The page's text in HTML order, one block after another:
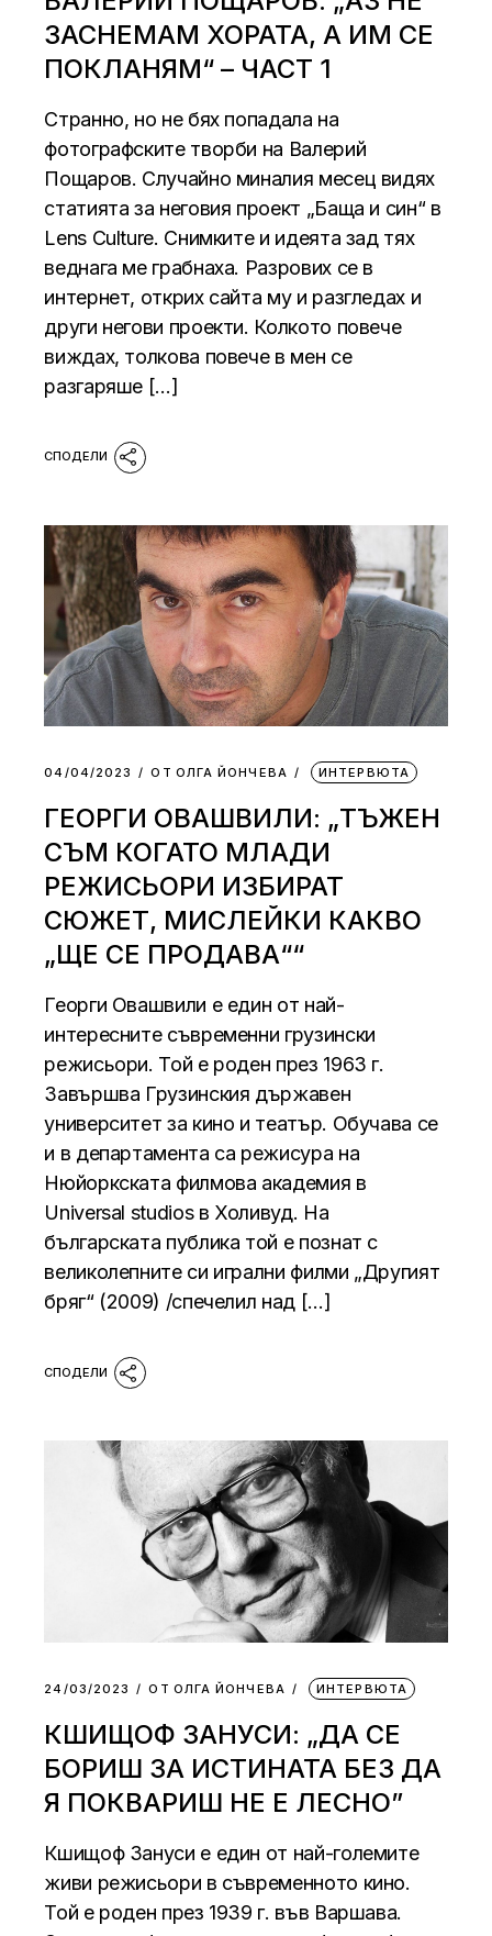
ЗАСНЕМАМ ХОРАТА, А ИМ СЕ
ПОКЛАНЯМ“ – ЧАСТ 1
Странно, но не бях попадала на
фотографските творби на Валерий
Пощаров. Случайно миналия месец видях
статията за неговия проект „Баща и син“ в
Lens Culture. Снимките и идеята зад тях
веднага ме грабнаха. Разрових се в
интернет, открих сайта му и разгледах и
други негови проекти. Колкото повече
виждах, толкова повече в мен се
разгаряше […]
04/04/2023 ОТ ОЛГА ЙОНЧЕВА ИНТЕРВЮТА
ГЕОРГИ ОВАШВИЛИ: „ТЪЖЕН
СЪМ КОГАТО МЛАДИ
РЕЖИСЬОРИ ИЗБИРАТ
СЮЖЕТ, МИСЛЕЙКИ КАКВО
„ЩЕ СЕ ПРОДАВА““
Георги Овашвили е един от най-
интересните съвременни грузински
режисьори. Той е роден през 1963 г.
Завършва Грузинския държавен
университет за кино и театър. Обучава се
и в департамента са режисура на
Нюйоркската филмова академия в
Universal studios в Холивуд. На
българската публика той е познат с
великолепните си игрални филми „Другият
бряг“ (2009) /спечелил над […]
24/03/2023 ОТ ОЛГА ЙОНЧЕВА ИНТЕРВЮТА
КШИЩОФ ЗАНУСИ: „ДА СЕ
БОРИШ ЗА ИСТИНАТА БЕЗ ДА
Я ПОКВАРИШ НЕ Е ЛЕСНО”
Кшищоф Зануси е един от най-големите
живи режисьори в съвременното кино.
Той е роден през 1939 г. във Варшава.